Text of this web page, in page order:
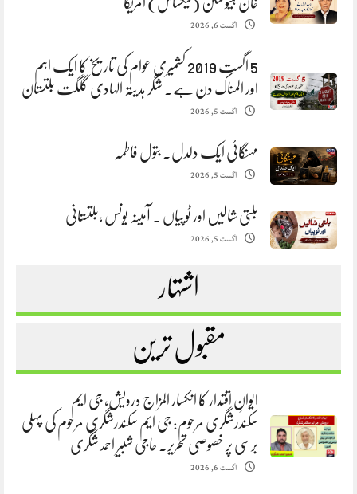
خان ہیوسٹن (ٹیکساس) امریکا
اگست 6, 2026
5 اگست 2019 کشمیری عوام کی تاریخ کا ایک اہم
اور المناک دن ہے. شگر ہدیتہ الہادی گلگت بلتستان
اگست 5, 2026
مہنگائی ایک دلدل. بتول فاطمہ
اگست 5, 2026
بلتی شالیں اور ٹوپیاں . آمینہ یونس ،بلتستانی
اگست 5, 2026
اشتہار
مقبول ترین
ایوانِ اقتدار کا انکسار المزاج درویش، جی ایم
سکندرشگری مرحوم: جی ایم سکندرشگری مرحوم کی پہلی
برسی پر خصوصی تحریر. حاجی شبیر احمد شگری
اگست 6, 2026